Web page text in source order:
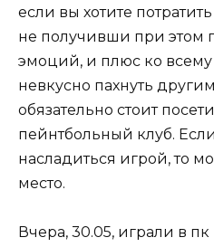
если вы хотите
не получивши при этом
эмоций, и плюс ко всему
невкусно пахнуть
обязательно стоит
пейнтбольный клуб.
насладиться игрой, то
место.
Вчера, 30.05, играли в